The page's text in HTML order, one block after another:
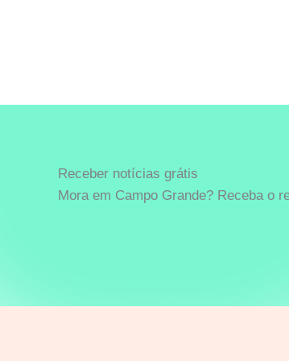
Receber notícias grátis
Mora em Campo Grande? Receba o